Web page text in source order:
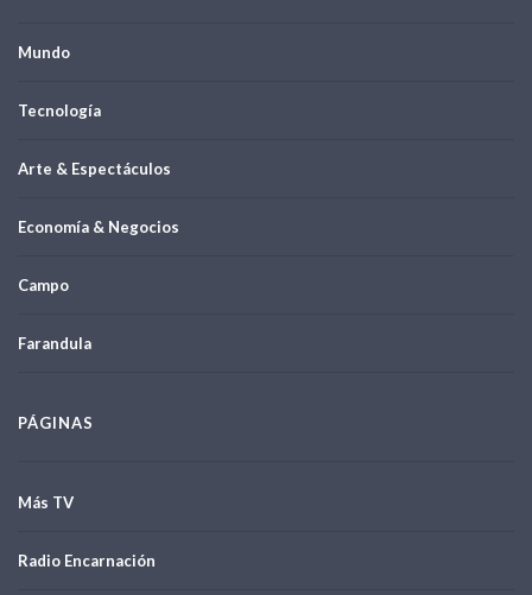
Mundo
Tecnología
Arte & Espectáculos
Economía & Negocios
Campo
Farandula
PÁGINAS
Más TV
Radio Encarnación